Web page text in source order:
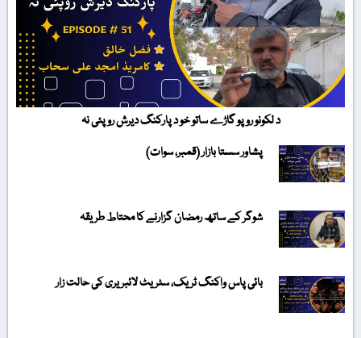
د لکونو روپو گاڑے ساتو خو د پارکنگ دیرش روپئی نہ
پشاور سستا بازار (قمبر، سوات)
شوگر کے ساتھ رمضان گزارنے کا محتاط طریقہ
بائی پاس واکنگ ٹریک، سٹریٹ لائبریری کی حالت زار